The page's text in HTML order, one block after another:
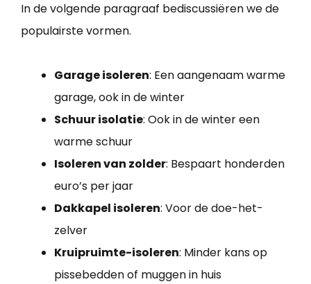
In de volgende paragraaf bediscussiëren we de
populairste vormen.
Garage isoleren: Een aangenaam warme
garage, ook in de winter
Schuur isolatie: Ook in de winter een
warme schuur
Isoleren van zolder: Bespaart honderden
euro’s per jaar
Dakkapel isoleren: Voor de doe-het-
zelver
Kruipruimte-isoleren: Minder kans op
pissebedden of muggen in huis